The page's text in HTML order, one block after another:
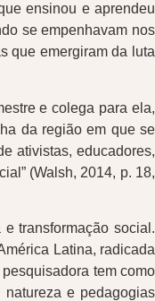
ensinou e aprendeu
se empenhavam nos
que emergiram da luta
e colega para ela,
da região em que se
ativistas, educadores,
(Walsh, 2014, p. 18,
transformação social.
Latina, radicada
tem como
e pedagogias